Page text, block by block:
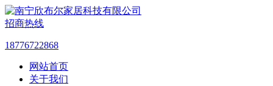
招商热线
18776722868
网站首页
关于我们